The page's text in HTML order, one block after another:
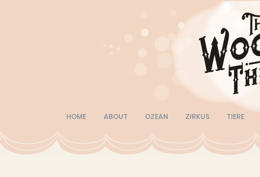
HOME ABOUT OZEAN ZIRKUS TIERE